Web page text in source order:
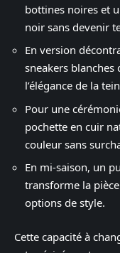
bottines noires et
noir sans devenir
En version
sneakers
l’élégance de la
Pour une
pochette en cuir
couleur sans
En mi-saison, un
transforme la
options de style.
Cette capacité à